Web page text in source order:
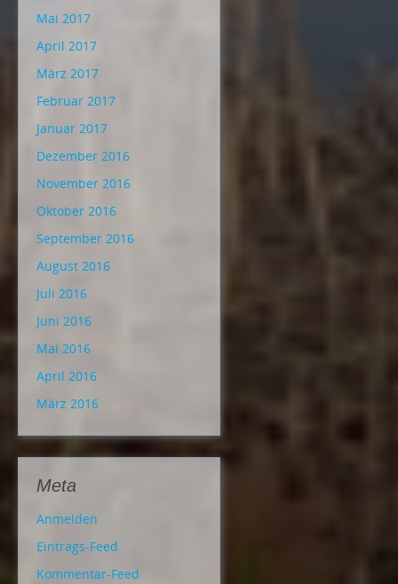
Mai 2017
April 2017
März 2017
Februar 2017
Januar 2017
Dezember 2016
November 2016
Oktober 2016
September 2016
August 2016
Juli 2016
Juni 2016
Mai 2016
April 2016
März 2016
Meta
Anmelden
Eintrags-Feed
Kommentar-Feed